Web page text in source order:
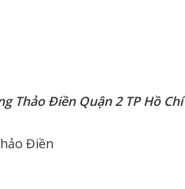
Thảo Điền Quận 2 TP Hồ Chí
Điền